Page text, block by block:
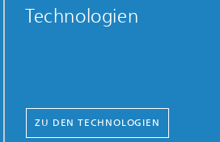
Technologien
ZU DEN TECHNOLOGIEN